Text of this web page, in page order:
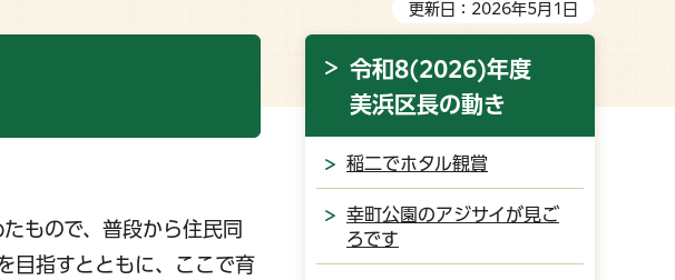
更新日：2026年5月1日
もので、普段から住民同
目指すとともに、ここで育
令和8(2026)年度
美浜区長の動き
稲二でホタル観賞
幸町公園のアジサイが見ご
ろです